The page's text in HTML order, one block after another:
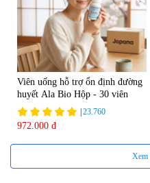
Viên uống hỗ trợ ổn định đường
huyết Ala Bio Hộp - 30 viên
23.760
972.000 đ
Xem